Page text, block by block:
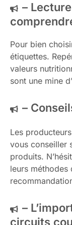
–
Pour bien
étiquettes.
valeurs
sont une mine
–
Les
vous conseiller
produits.
leurs
–
circuits